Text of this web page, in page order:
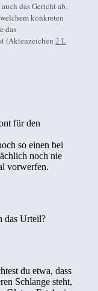
das Gericht ab.
konkreten
das
(Aktenzeichen2 L